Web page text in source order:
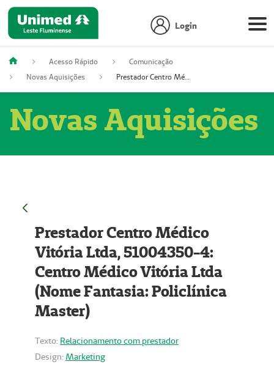
Login
Acesso Rápido
Comunicação
Novas Aquisições
Prestador Centro Médico Vitória Ltda, 51004350-4: Centro Médico Vitória Ltda (Nome Fantasia: Policlínica Master)
Novas Aquisições
Prestador Centro Médico
Vitória Ltda, 51004350-4:
Centro Médico Vitória Ltda
(Nome Fantasia: Policlínica
Master)
Texto: Relacionamento com prestador
Design: Marketing